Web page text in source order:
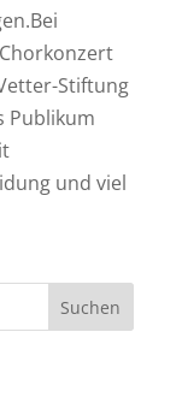
Stiftung
Publikum
und viel